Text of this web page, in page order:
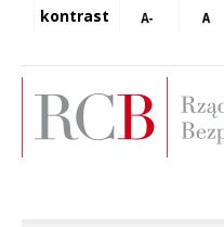
kontrast